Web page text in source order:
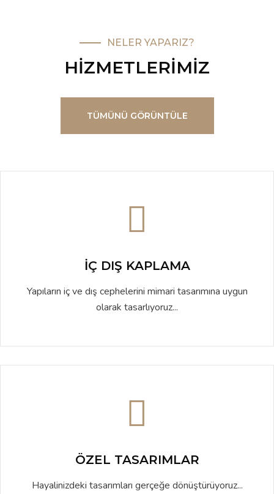
NELER YAPARIZ?
HIZMETLERIMIZ
TÜMÜNÜ GÖRÜNTÜLE
İÇ DIŞ KAPLAMA
Yapıların iç ve dış cephelerini mimari tasarımına uygun
olarak tasarlıyoruz...
ÖZEL TASARIMLAR
Hayalinizdeki tasarımları gerçeğe dönüştürüyoruz...